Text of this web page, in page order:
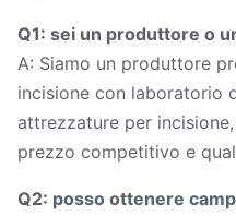
Q1: sei un produttore o
A: Siamo un produttore
incisione con laboratorio
attrezzature per
prezzo competitivo e
Q2: posso ottenere